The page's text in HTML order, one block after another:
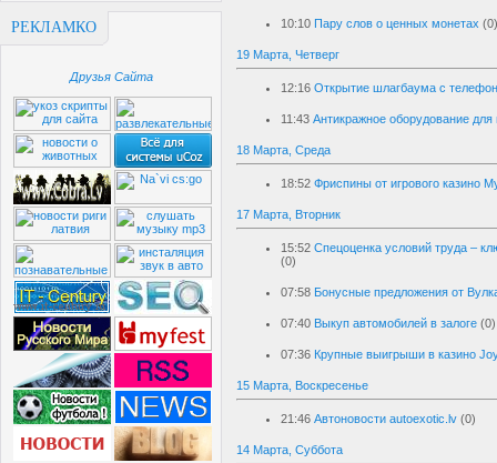
РЕКЛАМКО
Друзья Сайта
10:10 Пару слов о ценных монетах (0)
19 Марта, Четверг
12:16 Открытие шлагбаума с
11:43 Антикражное оборудование для
18 Марта, Среда
18:52 Фриспины от игрового казино
17 Марта, Вторник
15:52 Спецоценка условий труда –
(0)
07:58 Бонусные предложения от
07:40 Выкуп автомобилей в залоге (0)
07:36 Крупные выигрыши в казино
15 Марта, Воскресенье
21:46 Автоновости autoexotic.lv (0)
14 Марта, Суббота